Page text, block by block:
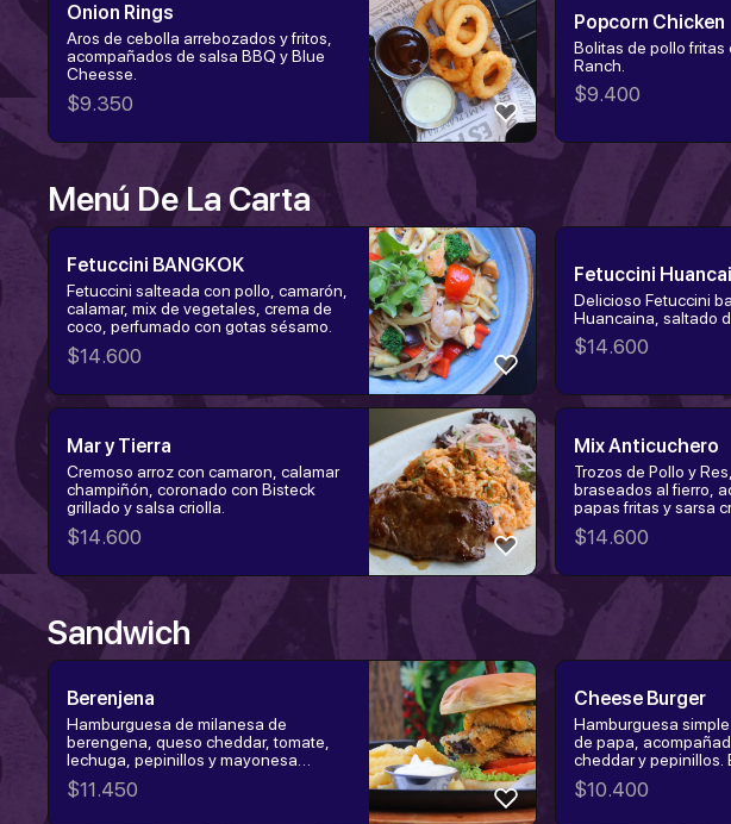
Onion Rings
Aros de cebolla arrebozados y fritos,
acompañados de salsa BBQ y Blue
Cheesse.
$9.350
Popcorn Chicken
Bolitas de pollo fritas
Ranch.
$9.400
Menú De La Carta
Fetuccini BANGKOK
Fetuccini salteada con pollo, camarón,
calamar, mix de vegetales, crema de
coco, perfumado con gotas sésamo.
$14.600
Fetuccini
Delicioso Fetuccini
Huancaina, saltado
$14.600
Mar y Tierra
Cremoso arroz con camaron, calamar
champiñón, coronado con Bisteck
grillado y salsa criolla.
$14.600
Mix Anticuchero
Trozos de Pollo y
braseados al fierro,
papas fritas y sarsa
$14.600
Sandwich
Berenjena
Hamburguesa de milanesa de
berengena, queso cheddar, tomate,
lechuga, pepinillos y mayonesa
vegana.
$11.450
Cheese Burger
Hamburguesa
de papa,
cheddar y pepinillos.
hamburguesa,
tempura.
$10.400